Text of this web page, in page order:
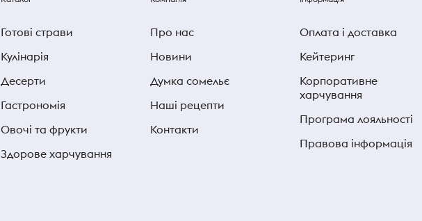
Готові страви
Кулінарія
Десерти
Гастрономія
Овочі та фрукти
Здорове харчування
Про нас
Новини
Думка сомельє
Наші рецепти
Контакти
Оплата і доставка
Кейтеринг
Корпоративне
харчування
Програма лояльності
Правова інформація